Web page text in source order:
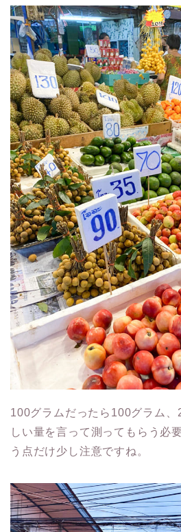
100グラムだったら100グラム
しい量を言って測ってもらう必
う点だけ少し注意ですね。